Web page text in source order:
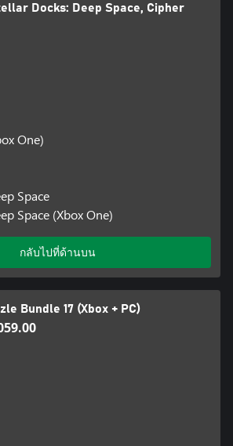
Docks: Deep Space, Cipher
One)
Space
Space (Xbox One)
กลับไปที่ด้านบน
Bundle 17 (Xbox + PC)